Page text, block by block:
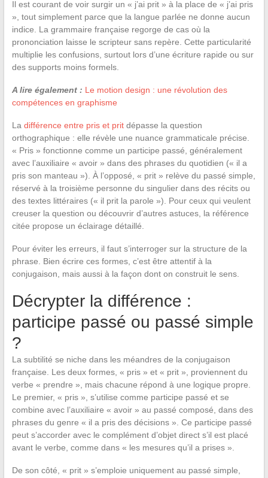
Il est courant de voir surgir un « j’ai prit » à la place de « j’ai pris
», tout simplement parce que la langue parlée ne donne aucun
indice. La grammaire française regorge de cas où la
prononciation laisse le scripteur sans repère. Cette particularité
multiplie les confusions, surtout lors d’une écriture rapide ou sur
des supports moins formels.
A lire également : Le motion design : une révolution des
compétences en graphisme
La différence entre pris et pritdépasse la question
orthographique : elle révèle une nuance grammaticale précise.
« Pris » fonctionne comme un participe passé, généralement
avec l’auxiliaire « avoir » dans des phrases du quotidien (« il a
pris son manteau »). À l’opposé, « prit » relève du passé simple,
réservé à la troisième personne du singulier dans des récits ou
des textes littéraires (« il prit la parole »). Pour ceux qui veulent
creuser la question ou découvrir d’autres astuces, la référence
citée propose un éclairage détaillé.
Pour éviter les erreurs, il faut s’interroger sur la structure de la
phrase. Bien écrire ces formes, c’est être attentif à la
conjugaison, mais aussi à la façon dont on construit le sens.
Décrypter la différence :
participe passé ou passé simple
?
La subtilité se niche dans les méandres de la conjugaison
française. Les deux formes, « pris » et « prit », proviennent du
verbe « prendre », mais chacune répond à une logique propre.
Le premier, « pris », s’utilise comme participe passé et se
combine avec l’auxiliaire « avoir » au passé composé, dans des
phrases du genre « il a pris des décisions ». Ce participe passé
peut s’accorder avec le complément d’objet direct s’il est placé
avant le verbe, comme dans « les mesures qu’il a prises ».
De son côté, « prit » s’emploie uniquement au passé simple,